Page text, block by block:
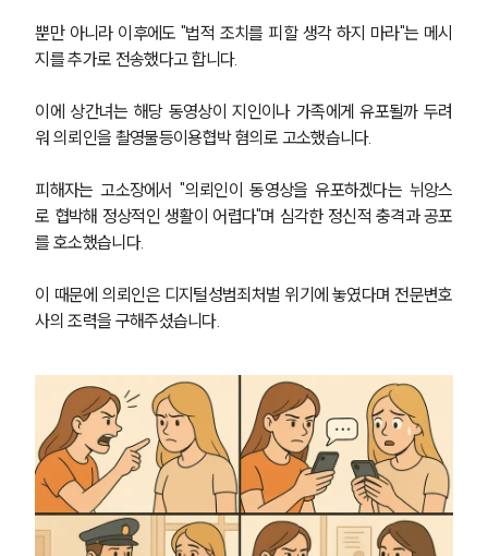
뿐만 아니라 이후에도 "법적 조치를 피할 생각 하지 마라"는 메시
지를 추가로 전송했다고 합니다.
이에 상간녀는 해당 동영상이 지인이나 가족에게 유포될까 두려
워 의뢰인을 촬영물등이용협박 혐의로 고소했습니다.
피해자는 고소장에서 "의뢰인이 동영상을 유포하겠다는 뉘앙스
로 협박해 정상적인 생활이 어렵다"며 심각한 정신적 충격과 공포
를 호소했습니다.
이 때문에 의뢰인은 디지털성범죄처벌 위기에 놓였다며 전문변호
사의 조력을 구해주셨습니다.